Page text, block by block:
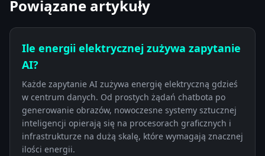
Powiązane artykuły
Ile energii elektrycznej zużywa zapytanie
AI?
Każde zapytanie AI zużywa energię elektryczną gdzieś
w centrum danych. Od prostych żądań chatbota po
generowanie obrazów, nowoczesne systemy sztucznej
inteligencji opierają się na procesorach graficznych i
infrastrukturze na dużą skalę, które wymagają znacznej
ilości energii.